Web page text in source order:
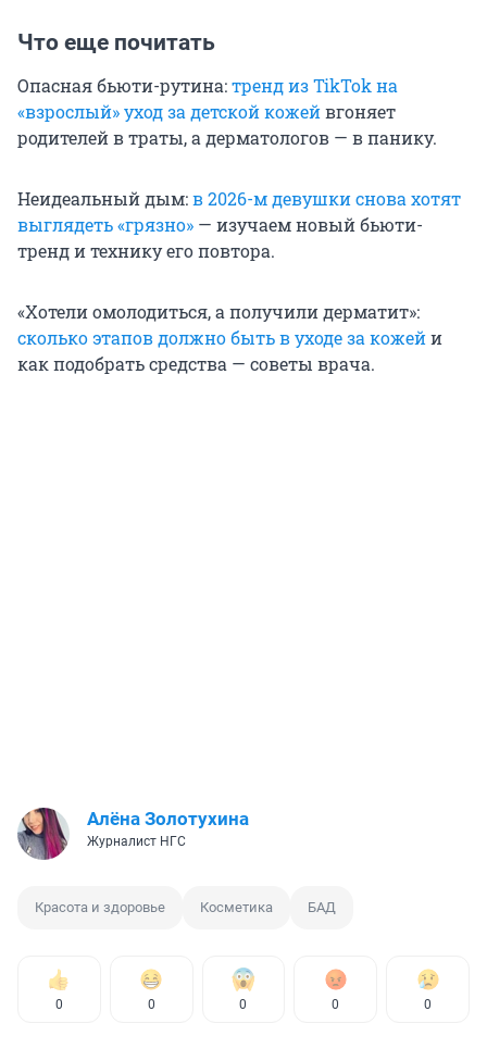
Что еще почитать
Опасная бьюти-рутина:тренд из TikTok на
«взрослый» уход за детской кожейвгоняет
родителей в траты, а дерматологов — в панику.
Неидеальный дым:в 2026-м девушки снова хотят
выглядеть «грязно» — изучаем новый бьюти-
тренд и технику его повтора.
«Хотели омолодиться, а получили дерматит»:
сколько этапов должно быть в уходе за кожейи
как подобрать средства — советы врача.
Алёна Золотухина
Журналист НГС
Красота и здоровье Косметика БАД
0 0 0 0 0